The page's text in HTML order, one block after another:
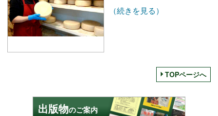
（続きを見る）
TOPページへ
出版物のご案内